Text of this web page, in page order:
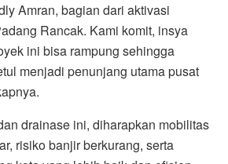
Amran, bagian dari aktivasi
Rancak. Kami komit, insya
ini bisa rampung sehingga
menjadi penunjang utama pusat
drainase ini, diharapkan mobilitas
risiko banjir berkurang, serta